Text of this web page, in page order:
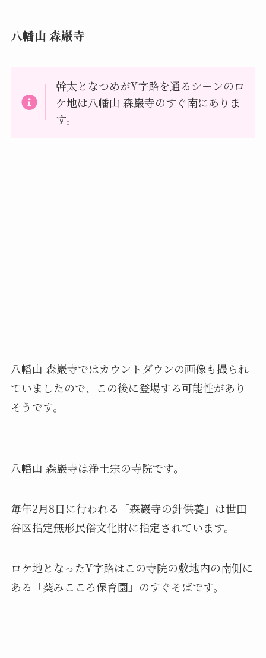
八幡山 森巖寺
幹太となつめがY字路を通るシーンのロ
ケ地は八幡山 森巖寺のすぐ南にありま
す。
八幡山 森巖寺ではカウントダウンの画像も撮られ
ていましたので、この後に登場する可能性があり
そうです。
八幡山 森巖寺は浄土宗の寺院です。
毎年2月8日に行われる「森巖寺の針供養」は世田
谷区指定無形民俗文化財に指定されています。
ロケ地となったY字路はこの寺院の敷地内の南側に
ある「葵みこころ保育園」のすぐそばです。